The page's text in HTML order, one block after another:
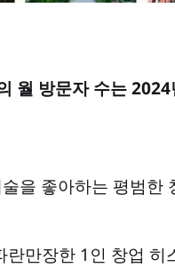
월 방문자 수는 2024
을 좋아하는 평범한
만장한 1인 창업 히